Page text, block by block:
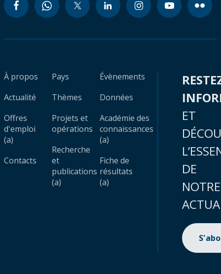
À propos
Actualité
Offres
d'emploi
(a)
Contacts
Pays
Thèmes
Projets et
opérations
Recherche
et
publications
(a)
Évènements
Données
Académie des
connaissances
(a)
Fiche de
résultats
(a)
ET
DE
NOTRE